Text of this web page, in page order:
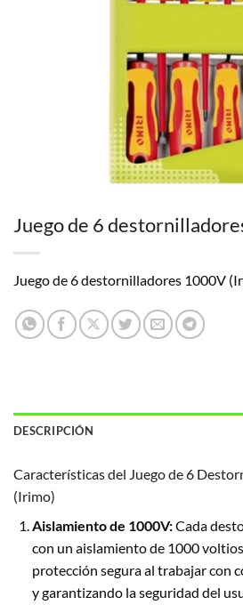
Juego de 6
Juego de 6 destornilladores 1000V
DESCRIPCIÓN
Características del Juego de 6
(Irimo)
Aislamiento de 1000V:Cada
con un aislamiento de 1000
protección segura al trabajar con
y garantizando la seguridad del